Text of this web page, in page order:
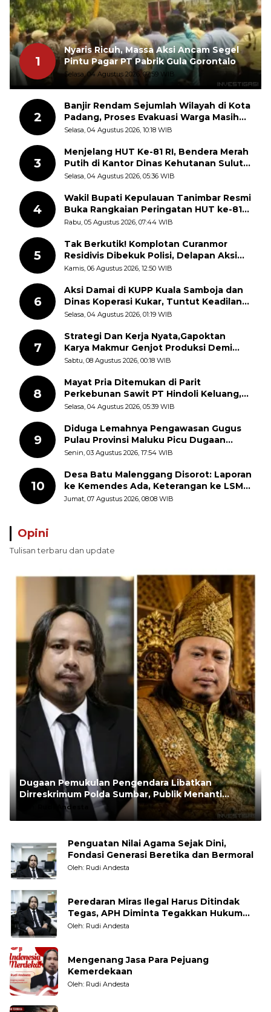
1
Nyaris Ricuh, Massa Aksi Ancam Segel
Pintu Pagar PT Pabrik Gula Gorontalo
Selasa, 04 Agustus 2026, 07:59 WIB
2
Banjir Rendam Sejumlah Wilayah di Kota
Padang, Proses Evakuasi Warga Masih
Berlangsung
Selasa, 04 Agustus 2026, 10:18 WIB
3
Menjelang HUT Ke-81 RI, Bendera Merah
Putih di Kantor Dinas Kehutanan Sulut
Disorot Warga
Selasa, 04 Agustus 2026, 05:36 WIB
4
Wakil Bupati Kepulauan Tanimbar Resmi
Buka Rangkaian Peringatan HUT ke-81
Kemerdekaan RI, ASN Diajak Perkuat
Rabu, 05 Agustus 2026, 07:44 WIB
5
Tak Berkutik! Komplotan Curanmor
Residivis Dibekuk Polisi, Delapan Aksi
Curanmor Di Candipuro Terungkap
Kamis, 06 Agustus 2026, 12:50 WIB
6
Aksi Damai di KUPP Kuala Samboja dan
Dinas Koperasi Kukar, Tuntut Keadilan
dan Kesempatan Kerja yang Adil
Selasa, 04 Agustus 2026, 01:19 WIB
7
Strategi Dan Kerja Nyata,Gapoktan
Karya Makmur Genjot Produksi Demi
Swasembada Pangan
Sabtu, 08 Agustus 2026, 00:18 WIB
8
Mayat Pria Ditemukan di Parit
Perkebunan Sawit PT Hindoli Keluang,
Polisi Selidiki Penyebab Kematian
Selasa, 04 Agustus 2026, 05:39 WIB
9
Diduga Lemahnya Pengawasan Gugus
Pulau Provinsi Maluku Picu Dugaan
Pungli terhadap Nelayan Bale-Bale di
Senin, 03 Agustus 2026, 17:54 WIB
10
Desa Batu Malenggang Disorot: Laporan
ke Kemendes Ada, Keterangan ke LSM
GMAS Berbeda
Jumat, 07 Agustus 2026, 08:08 WIB
Opini
Tulisan terbaru dan update
Dugaan Pemukulan Pengendara Libatkan
Dirreskrimum Polda Sumbar, Publik Menanti
Penegakan Hukum yang Transparan
Rudi Andesta
Penguatan Nilai Agama Sejak Dini,
Fondasi Generasi Beretika dan Bermoral
Oleh: Rudi Andesta
Peredaran Miras Ilegal Harus Ditindak
Tegas, APH Diminta Tegakkan Hukum
Tanpa Pandang Bulu
Oleh: Rudi Andesta
Mengenang Jasa Para Pejuang
Kemerdekaan
Oleh: Rudi Andesta